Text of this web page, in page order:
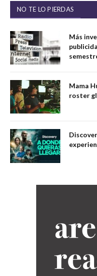
NO TE LO PIERDAS
Más
Mama
roster